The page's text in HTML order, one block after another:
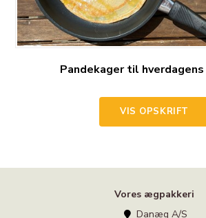
Pandekager til
VIS OPSKRIFT
Vores ægpakkeri
Danæg A/S